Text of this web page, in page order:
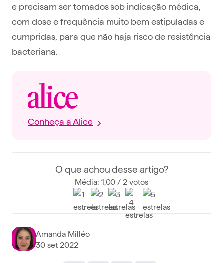
e precisam ser tomados sob indicação médica,
com dose e frequência muito bem estipuladas e
cumpridas, para que não haja risco de resistência
bacteriana.
Conheça a Alice
O que achou desse artigo?
Média: 1,00 / 2 votos
Amanda Milléo
30 set 2022